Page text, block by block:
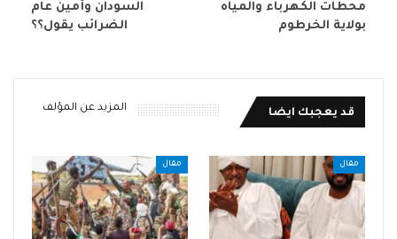
محطات الكهرباء والمياه
بولاية الخرطوم
السودان وأمين عام
الضرائب يقول؟؟
قد يعجبك ايضا المزيد عن المؤلف
مقال مقال